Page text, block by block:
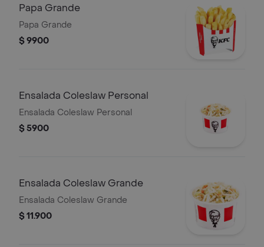
Papa Grande
Papa Grande
$ 9900
Ensalada Coleslaw Personal
Ensalada Coleslaw Personal
$ 5900
Ensalada Coleslaw Grande
Ensalada Coleslaw Grande
$ 11.900